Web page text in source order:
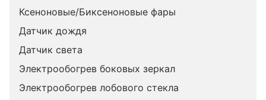
Ксеноновые/Биксеноновые фары
Датчик дождя
Датчик света
Электрообогрев боковых зеркал
Электрообогрев лобового стекла